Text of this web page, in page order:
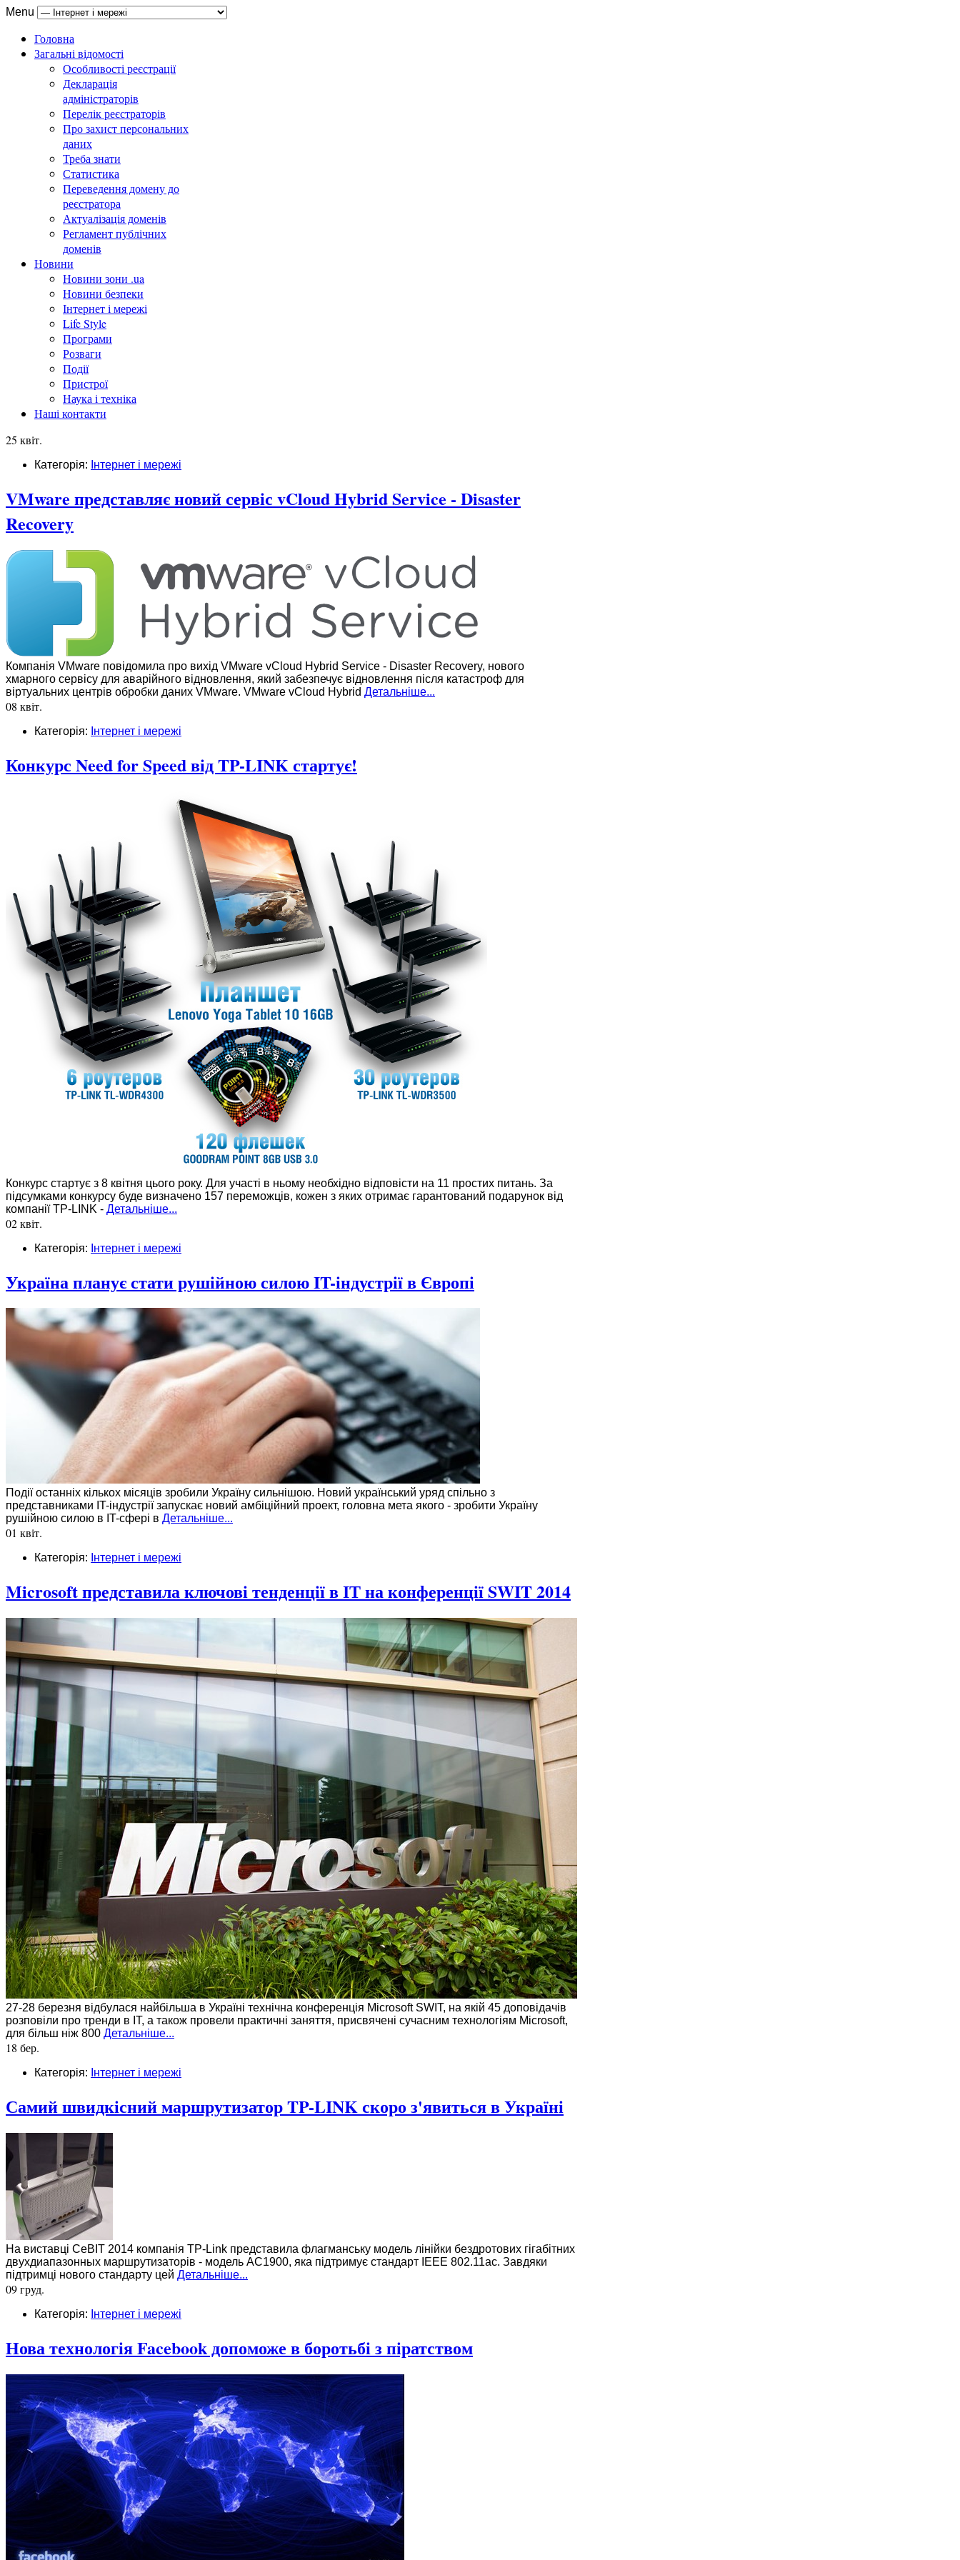
Menu
Головна
Загальні відомості
Особливості реєстрації
Декларація
адміністраторів
Перелік реєстраторів
Про захист персональних
даних
Треба знати
Статистика
Переведення домену до
реєстратора
Актуалізація доменів
Регламент публічних
доменів
Новини
Новини зони .ua
Новини безпеки
Інтернет і мережі
Life Style
Програми
Розваги
Події
Пристрої
Наука і техніка
Наші контакти
25 квіт.
Категорія: Інтернет і мережі
VMware представляє новий сервіс vCloud Hybrid Service - Disaster
Recovery
Компанія VMware повідомила про вихід VMware vCloud Hybrid Service - Disaster Recovery, нового
хмарного сервісу для аварійного відновлення, який забезпечує відновлення після катастроф для
віртуальних центрів обробки даних VMware. VMware vCloud Hybrid Детальніше...
08 квіт.
Категорія: Інтернет і мережі
Конкурс Need for Speed від TP-LINK стартує!
Конкурс стартує з 8 квітня цього року. Для участі в ньому необхідно відповісти на 11 простих питань. За
підсумками конкурсу буде визначено 157 переможців, кожен з яких отримає гарантований подарунок від
компанії TP-LINK - Детальніше...
02 квіт.
Категорія: Інтернет і мережі
Україна планує стати рушійною силою IT-індустрії в Європі
Події останніх кількох місяців зробили Україну сильнішою. Новий український уряд спільно з
представниками IT-індустрії запускає новий амбіційний проект, головна мета якого - зробити Україну
рушійною силою в IT-сфері в Детальніше...
01 квіт.
Категорія: Інтернет і мережі
Microsoft представила ключові тенденції в ІТ на конференції SWIT 2014
27-28 березня відбулася найбільша в Україні технічна конференція Microsoft SWIT, на якій 45 доповідачів
розповіли про тренди в ІТ, а також провели практичні заняття, присвячені сучасним технологіям Microsoft,
для більш ніж 800 Детальніше...
18 бер.
Категорія: Інтернет і мережі
Самий швидкісний маршрутизатор TP-LINK скоро з'явиться в Україні
На виставці CeBIT 2014 компанія TP-Link представила флагманську модель лінійки бездротових гігабітних
двухдиапазонных маршрутизаторів - модель AC1900, яка підтримує стандарт IEEE 802.11ac. Завдяки
підтримці нового стандарту цей Детальніше...
09 груд.
Категорія: Інтернет і мережі
Нова технологія Facebook допоможе в боротьбі з піратством